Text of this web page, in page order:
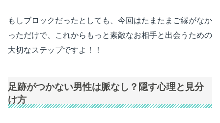
もしブロックだったとしても、今回はたまたまご縁がなか
っただけで、これからもっと素敵なお相手と出会うための
大切なステップですよ！！
足跡がつかない男性は脈なし？隠す心理と見分
け方